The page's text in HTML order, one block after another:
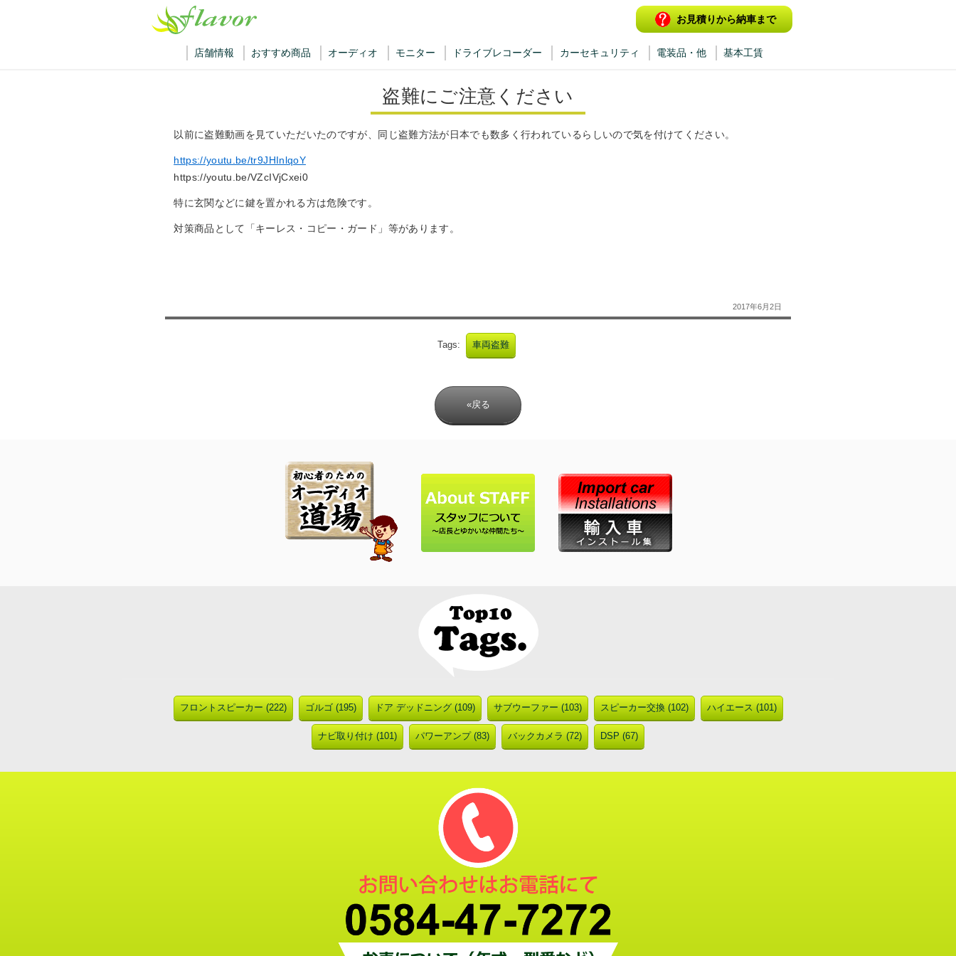
お見積りから納車まで
店舗情報 おすすめ商品 オーディオ モニター ドライブレコーダー カーセキュリティ 電装品・他 基本工賃
盗難にご注意ください
以前に盗難動画を見ていただいたのですが、同じ盗難方法が日本でも数多く行われているらしいので気を付けてください。
https://youtu.be/tr9JHInlqoY
https://youtu.be/VZcIVjCxei0
特に玄関などに鍵を置かれる方は危険です。
対策商品として「キーレス・コピー・ガード」等があります。
2017年6月2日
Tags: 車両盗難
«戻る
フロントスピーカー (222) ゴルゴ (195) ドア デッドニング (109) サブウーファー (103) スピーカー交換 (102) ハイエース (101)
ナビ取り付け (101) パワーアンプ (83) バックカメラ (72) DSP (67)